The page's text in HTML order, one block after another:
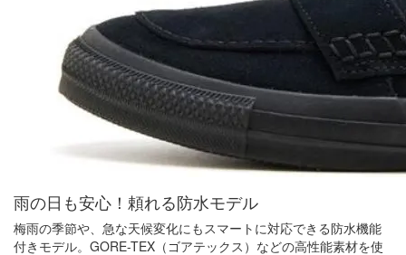
雨の日も安心！頼れる防水モデル
梅雨の季節や、急な天候変化にもスマートに対応できる防水機能
付きモデル。GORE-TEX（ゴアテックス）などの高性能素材を使